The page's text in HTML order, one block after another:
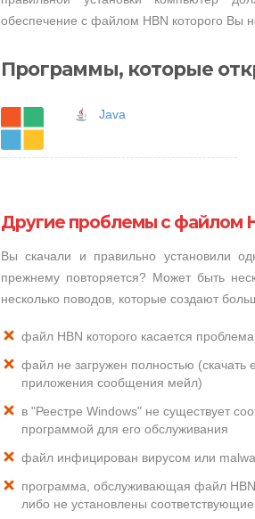
обеспечение с файлом HBN которого Вы
Программы, которые
Java
Другие проблемы с файлом
Вы скачали и правильно установили
прежнему повторяется? Может быть
несколько поводов, которые создают
файл HBN которого касается
файл не загружен полностью (скачать
приложения сообщения мейл)
в "Реестре Windows" не существует
программой для его обслуживания
файл инфицирован вирусом или
программа, обслуживающая файл HBN
либо не установлены